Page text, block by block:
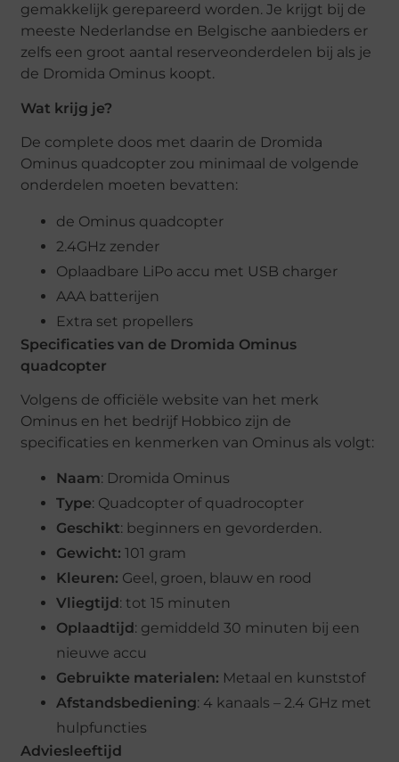
gemakkelijk gerepareerd worden. Je krijgt bij de
meeste Nederlandse en Belgische aanbieders er
zelfs een groot aantal reserveonderdelen bij als je
de Dromida Ominus koopt.
Wat krijg je?
De complete doos met daarin de Dromida
Ominus quadcopter zou minimaal de volgende
onderdelen moeten bevatten:
de Ominus quadcopter
2.4GHz zender
Oplaadbare LiPo accu met USB charger
AAA batterijen
Extra set propellers
Specificaties van de Dromida Ominus
quadcopter
Volgens de officiële website van het merk
Ominus en het bedrijf Hobbico zijn de
specificaties en kenmerken van Ominus als volgt:
Naam: Dromida Ominus
Type: Quadcopter of quadrocopter
Geschikt: beginners en gevorderden.
Gewicht: 101 gram
Kleuren: Geel, groen, blauw en rood
Vliegtijd : tot 15 minuten
Oplaadtijd : gemiddeld 30 minuten bij een
nieuwe accu
Gebruikte materialen: Metaal en kunststof
Afstandsbediening: 4 kanaals – 2.4 GHz met
hulpfuncties
Adviesleeftijd